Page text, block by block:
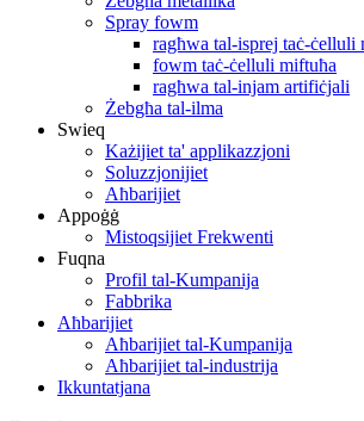
Spray fowm
ragħwa tal-isprej taċ-ċelluli
fowm taċ-ċelluli miftuħa
ragħwa tal-injam artifiċjali
Żebgħa tal-ilma
Swieq
Każijiet ta' applikazzjoni
Soluzzjonijiet
Aħbarijiet
Appoġġ
Mistoqsijiet Frekwenti
Fuqna
Profil tal-Kumpanija
Fabbrika
Aħbarijiet
Aħbarijiet tal-Kumpanija
Aħbarijiet tal-industrija
Ikkuntatjana